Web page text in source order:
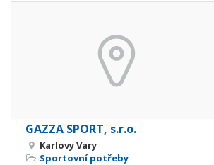
GAZZA SPORT, s.r.o.
Karlovy Vary
Sportovní potřeby